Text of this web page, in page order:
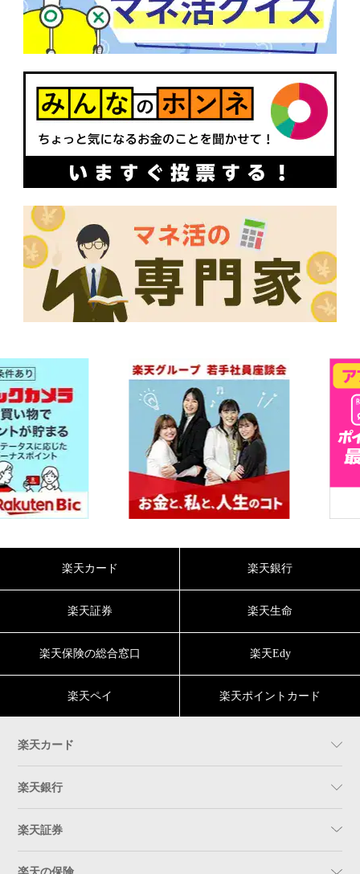
楽天カード 楽天銀行
楽天証券 楽天生命
楽天保険の総合窓口 楽天Edy
楽天ペイ 楽天ポイントカード
楽天カード
楽天銀行
楽天証券